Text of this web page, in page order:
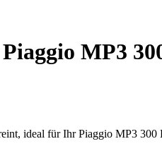
MP3
ideal für Ihr Piaggio MP3 300